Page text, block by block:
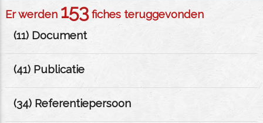
Er werden 153fiches teruggevonden
(11) Document
(41) Publicatie
(34) Referentiepersoon